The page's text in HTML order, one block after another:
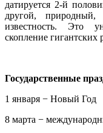
датируется 2-й
другой,
известность. Это
скопление
Государственные
1 января − Новый Год
8 марта −